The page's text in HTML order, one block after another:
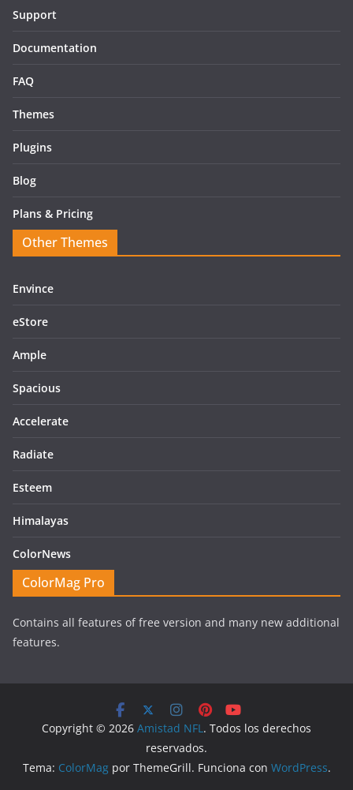
Support
Documentation
FAQ
Themes
Plugins
Blog
Plans & Pricing
Other Themes
Envince
eStore
Ample
Spacious
Accelerate
Radiate
Esteem
Himalayas
ColorNews
ColorMag Pro
Contains all features of free version and many new additional
features.
Copyright © 2026 Amistad NFL. Todos los derechos
reservados.
Tema: ColorMagpor ThemeGrill. Funciona con WordPress.